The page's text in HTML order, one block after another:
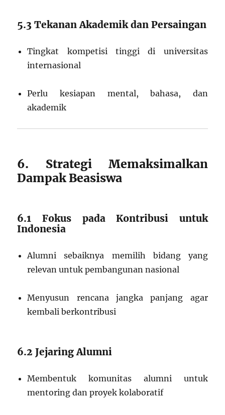
5.3 Tekanan Akademik dan Persaingan
Tingkat kompetisi tinggi di universitas
internasional
Perlu kesiapan mental, bahasa, dan
akademik
6. Strategi Memaksimalkan
Dampak Beasiswa
6.1 Fokus pada Kontribusi untuk
Indonesia
Alumni sebaiknya memilih bidang yang
relevan untuk pembangunan nasional
Menyusun rencana jangka panjang agar
kembali berkontribusi
6.2 Jejaring Alumni
Membentuk komunitas alumni untuk
mentoring dan proyek kolaboratif